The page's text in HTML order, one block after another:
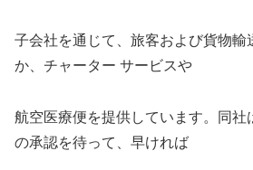
子会社を通じて、旅客および貨物輸
か、チャーター サービスや
航空医療便を提供しています。同社
の承認を待って、早ければ